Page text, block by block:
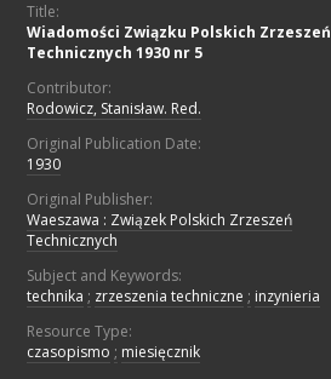
Title:
Wiadomości Związku Polskich Zrzeszeń
Technicznych 1930 nr 5
Contributor:
Rodowicz, Stanisław. Red.
Original Publication Date:
1930
Original Publisher:
Waeszawa : Związek Polskich Zrzeszeń
Technicznych
Subject and Keywords:
technika ; zrzeszenia techniczne ; inzynieria
Resource Type:
czasopismo ; miesięcznik